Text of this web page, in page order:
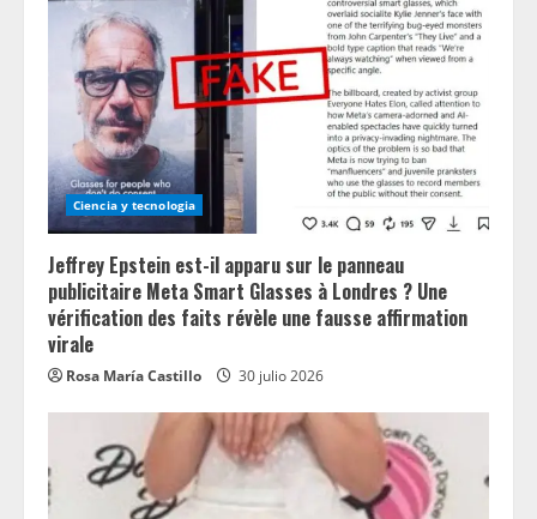
Ciencia y tecnologia
Jeffrey Epstein est-il apparu sur le panneau
publicitaire Meta Smart Glasses à Londres ? Une
vérification des faits révèle une fausse affirmation
virale
Rosa María Castillo 30 julio 2026